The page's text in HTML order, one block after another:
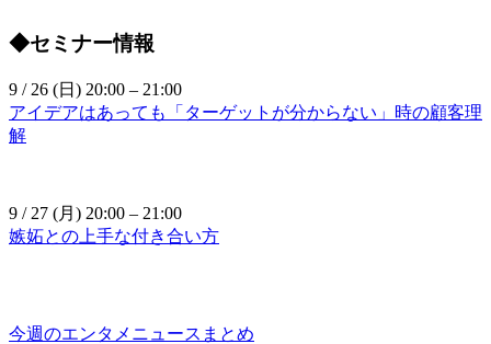
◆セミナー情報
9 / 26 (日) 20:00 – 21:00
アイデアはあっても「ターゲットが分からない」時の顧客理
解
9 / 27 (月) 20:00 – 21:00
嫉妬との上手な付き合い方
カ
今週のエンタメニュースまとめ